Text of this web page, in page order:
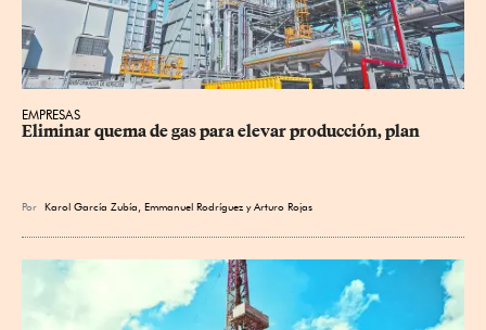
EMPRESAS
Eliminar quema de gas para elevar producción, plan
Por Karol García Zubía, Emmanuel Rodríguez yArturo Rojas